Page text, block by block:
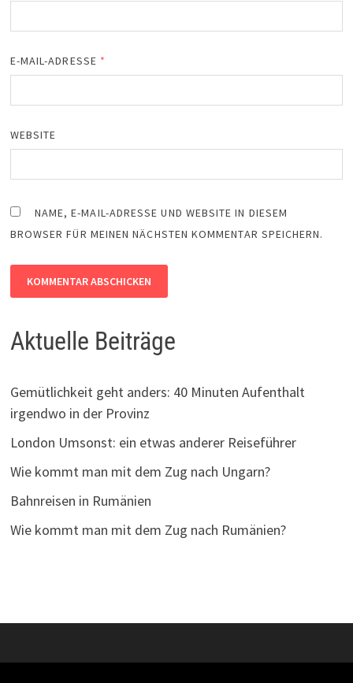
E-MAIL-ADRESSE *
WEBSITE
NAME, E-MAIL-ADRESSE UND WEBSITE IN DIESEM
BROWSER FÜR MEINEN NÄCHSTEN KOMMENTAR SPEICHERN.
Aktuelle Beiträge
Gemütlichkeit geht anders: 40 Minuten Aufenthalt
irgendwo in der Provinz
London Umsonst: ein etwas anderer Reiseführer
Wie kommt man mit dem Zug nach Ungarn?
Bahnreisen in Rumänien
Wie kommt man mit dem Zug nach Rumänien?